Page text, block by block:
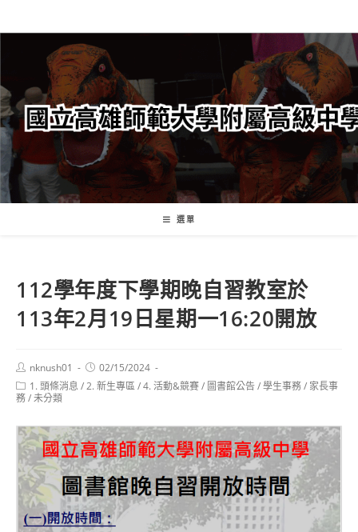
轉
要
內
容
選單
112學年度下學期晚自習教室於
113年2月19日星期一16:20開放
Post
author:
nknush01
Post
published:
02/15/2024
Post
category:
1. 頭條消息 /2. 新生專區/4. 活動&競賽/ 圖書館公告/學生事務/ 家長事
務/未分類